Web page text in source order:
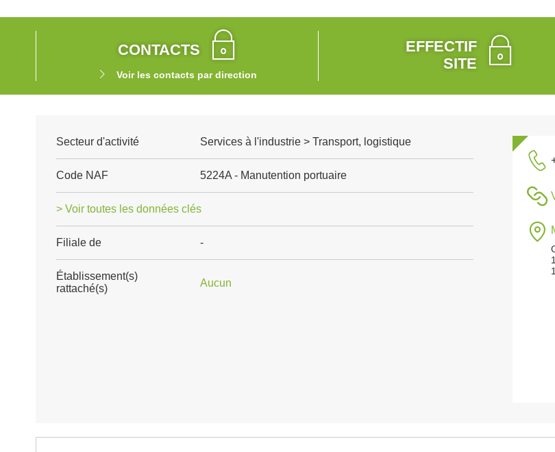
CONTACTS
Voir les contacts par direction
EFFECTIF
SITE
Secteur d'activité Services à l'industrie > Transport, logistique
Code NAF 5224A - Manutention portuaire
> Voir toutes les données clés
Filiale de -
Établissement(s)
rattaché(s)
Aucun